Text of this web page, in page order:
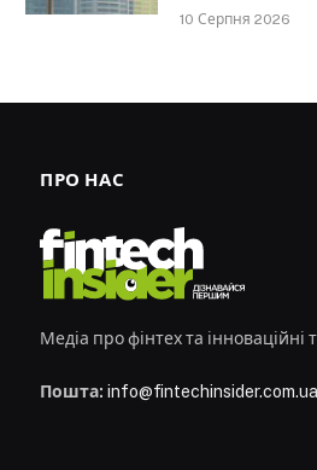
10 Серпня 2026
ПРО НАС
Медіа про фінтех та інноваційні
Пошта: info@fintechinsider.com.ua